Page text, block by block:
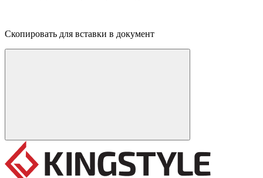
Скопировать для вставки в документ